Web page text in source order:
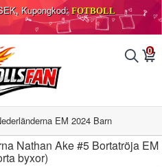
Kupongkod: FOTBOLL
󰂨 0
󰃦
EM 2024 Barn
Nathan Ake #5 Bortatröja EM
byxor)